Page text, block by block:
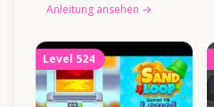
Anleitung ansehen →
Level 524